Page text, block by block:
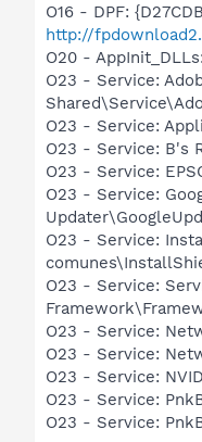
O16 - DPF:
http://
O20 -
O23 - Service:
O23 - Service:
O23 - Service: B's
O23 - Service:
O23 - Service:
O23 - Service:
O23 - Service:
O23 - Service:
O23 - Service:
O23 - Service:
O23 - Service:
O23 - Service: